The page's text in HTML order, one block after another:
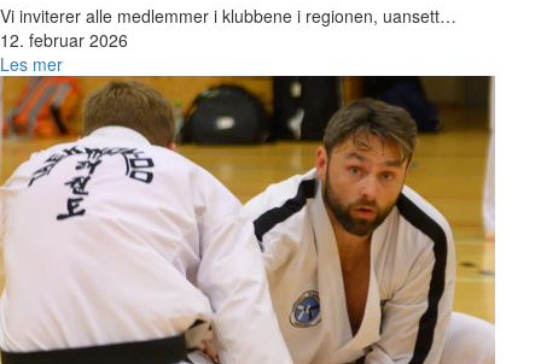
Vi inviterer alle medlemmer i klubbene i regionen, uansett…
12. februar 2026
Les mer
Bilde